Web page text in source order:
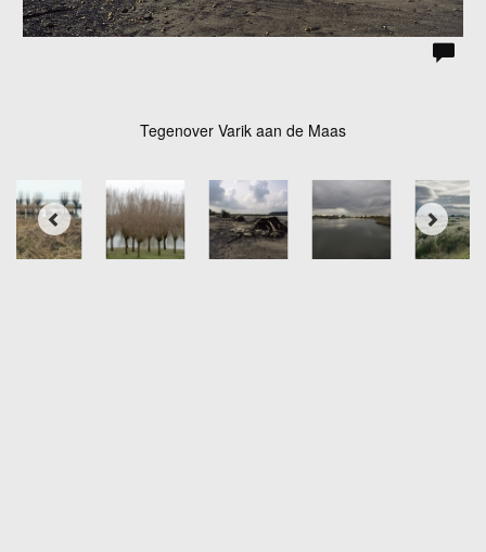
Tegenover Varik aan de Maas